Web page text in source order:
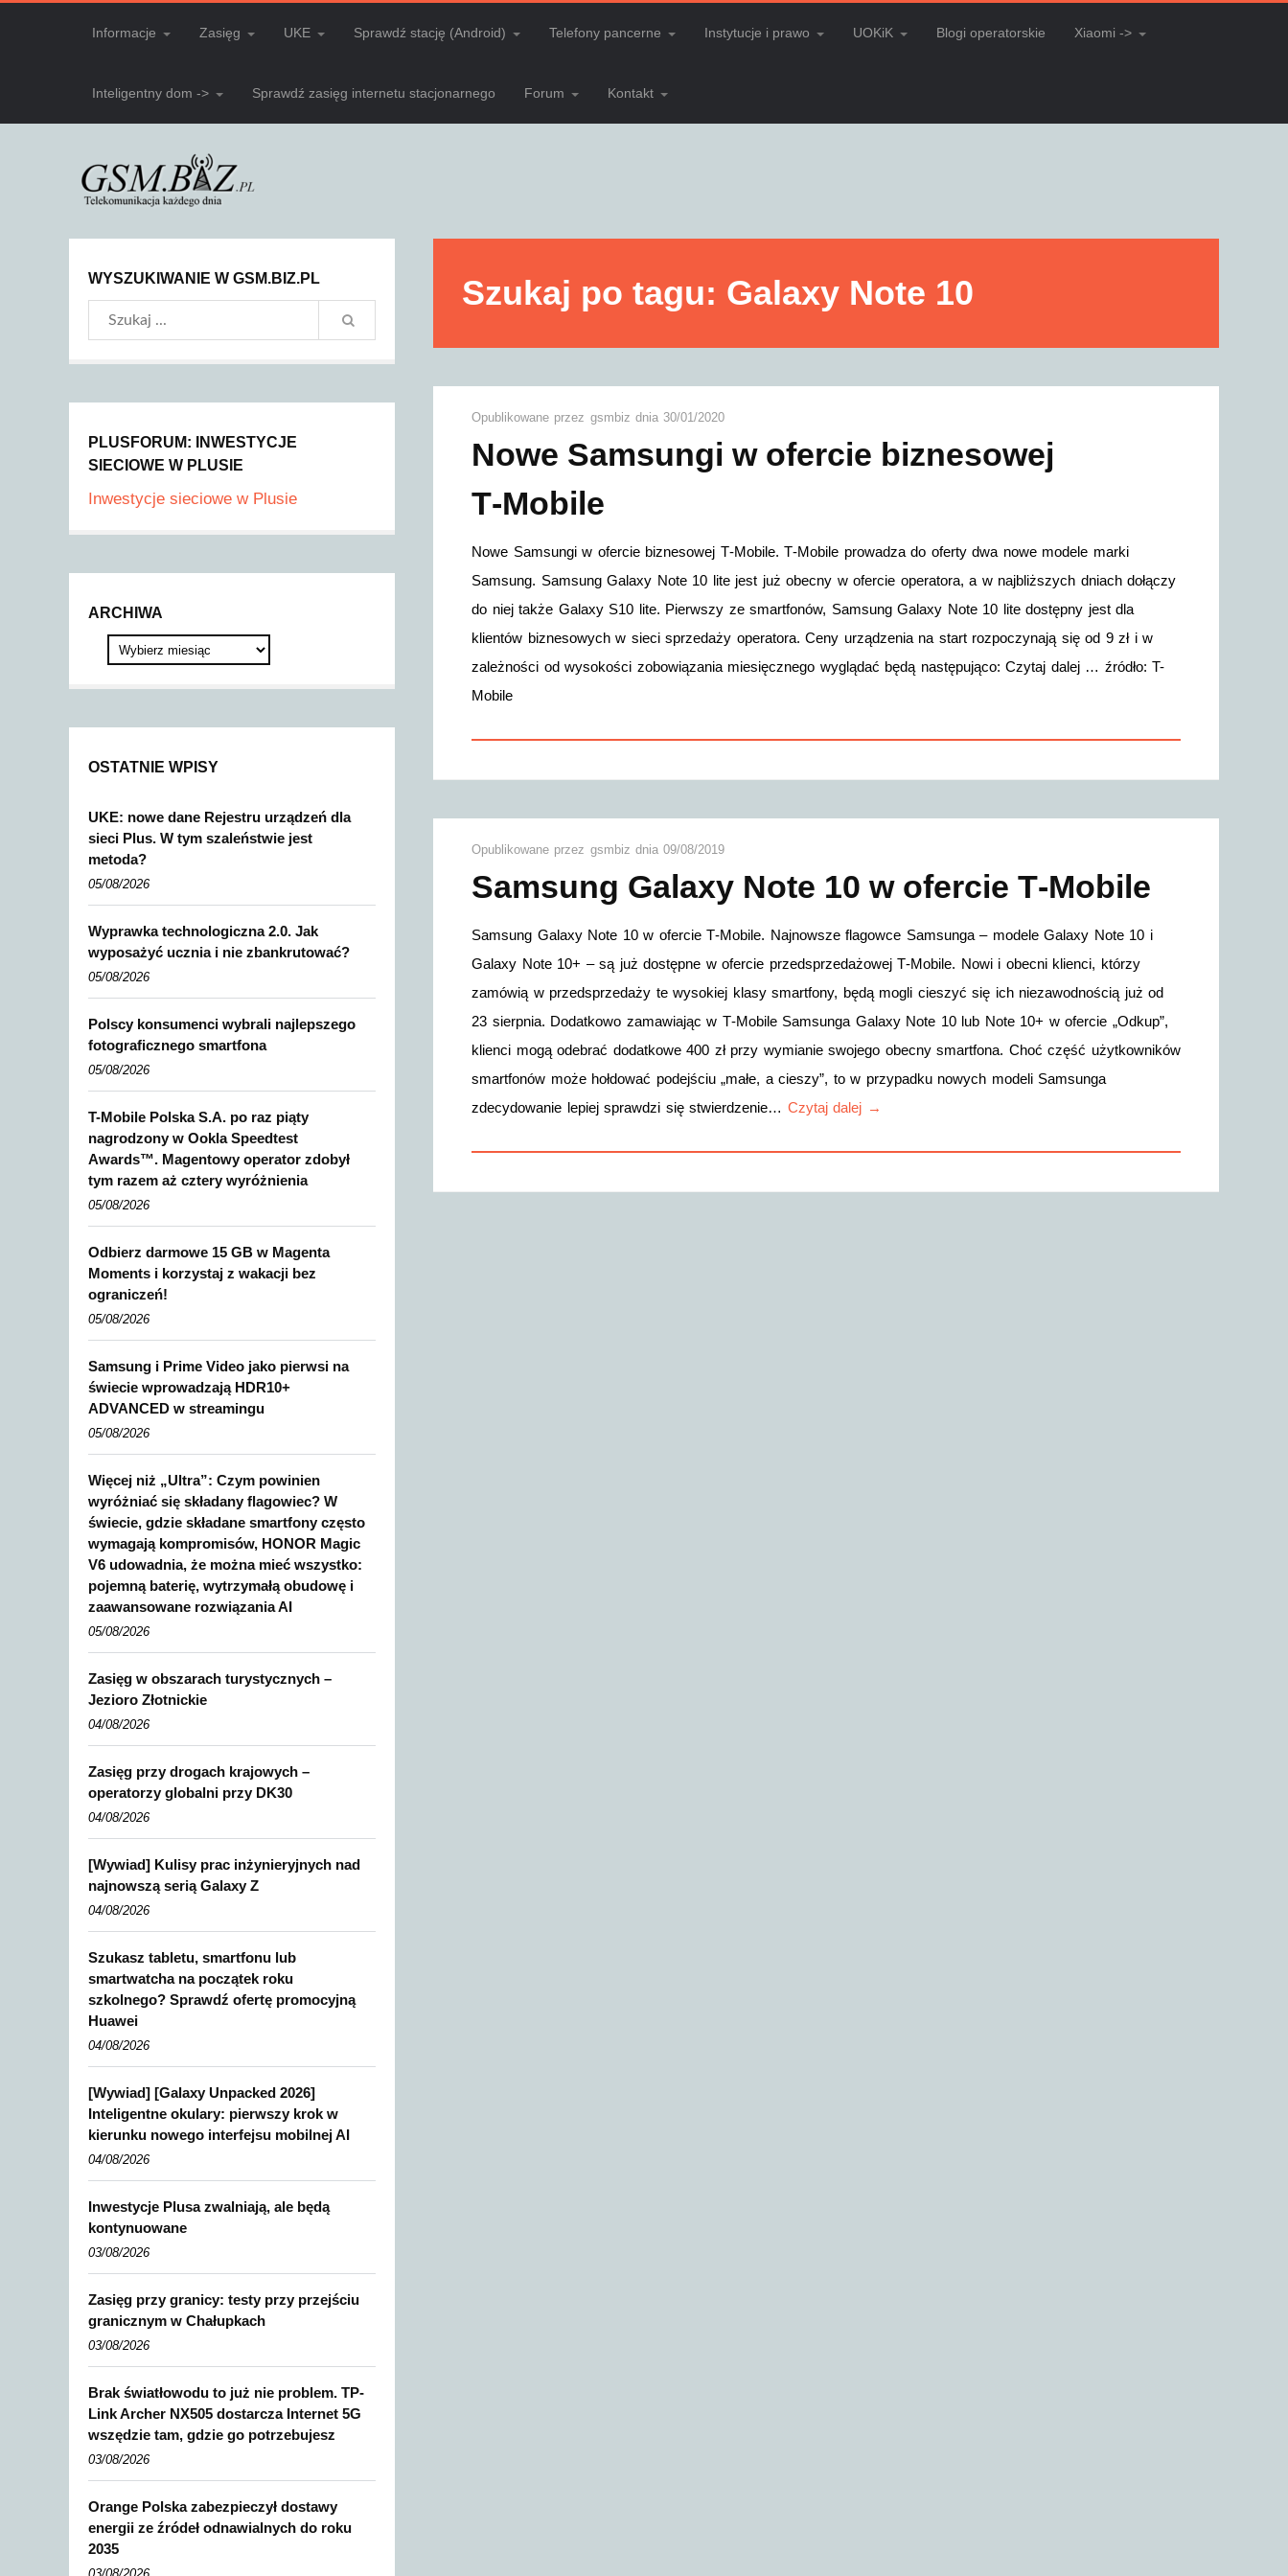
Informacje Zasięg UKE Sprawdź stację (Android) Telefony pancerne Instytucje i prawo UOKiK Blogi operatorskie Xiaomi ->
Inteligentny dom -> Sprawdź zasięg internetu stacjonarnego Forum Kontakt
Szukaj po tagu: Galaxy Note 10
Opublikowane przez gsmbiz dnia 30/01/2020
Nowe Samsungi w ofercie biznesowej
T‑Mobile
Nowe Samsungi w ofercie biznesowej T‑Mobile. T‑Mobile prowadza do oferty dwa nowe modele marki
Samsung. Samsung Galaxy Note 10 lite jest już obecny w ofercie operatora, a w najbliższych dniach dołączy
do niej także Galaxy S10 lite. Pierwszy ze smartfonów, Samsung Galaxy Note 10 lite dostępny jest dla
klientów biznesowych w sieci sprzedaży operatora. Ceny urządzenia na start rozpoczynają się od 9 zł i w
zależności od wysokości zobowiązania miesięcznego wyglądać będą następująco: Czytaj dalej … źródło: T-
Mobile
Opublikowane przez gsmbiz dnia09/08/2019
Samsung Galaxy Note 10 w ofercie T‑Mobile
Samsung Galaxy Note 10 w ofercie T‑Mobile. Najnowsze flagowce Samsunga – modele Galaxy Note 10 i
Galaxy Note 10+ – są już dostępne w ofercie przedsprzedażowej T‑Mobile. Nowi i obecni klienci, którzy
zamówią w przedsprzedaży te wysokiej klasy smartfony, będą mogli cieszyć się ich niezawodnością już od
23 sierpnia. Dodatkowo zamawiając w T‑Mobile Samsunga Galaxy Note 10 lub Note 10+ w ofercie „Odkup”,
klienci mogą odebrać dodatkowe 400 zł przy wymianie swojego obecny smartfona. Choć część użytkowników
smartfonów może hołdować podejściu „małe, a cieszy”, to w przypadku nowych modeli Samsunga
zdecydowanie lepiej sprawdzi się stwierdzenie… Czytaj dalej →
WYSZUKIWANIE W GSM.BIZ.PL
PLUSFORUM: INWESTYCJE
SIECIOWE W PLUSIE
Inwestycje sieciowe w Plusie
ARCHIWA
OSTATNIE WPISY
UKE: nowe dane Rejestru urządzeń dla
sieci Plus. W tym szaleństwie jest
metoda?
05/08/2026
Wyprawka technologiczna 2.0. Jak
wyposażyć ucznia i nie zbankrutować?
05/08/2026
Polscy konsumenci wybrali najlepszego
fotograficznego smartfona
05/08/2026
T-Mobile Polska S.A. po raz piąty
nagrodzony w Ookla Speedtest
Awards™. Magentowy operator zdobył
tym razem aż cztery wyróżnienia
05/08/2026
Odbierz darmowe 15 GB w Magenta
Moments i korzystaj z wakacji bez
ograniczeń!
05/08/2026
Samsung i Prime Video jako pierwsi na
świecie wprowadzają HDR10+
ADVANCED w streamingu
05/08/2026
Więcej niż „Ultra”: Czym powinien
wyróżniać się składany flagowiec? W
świecie, gdzie składane smartfony często
wymagają kompromisów, HONOR Magic
V6 udowadnia, że można mieć wszystko:
pojemną baterię, wytrzymałą obudowę i
zaawansowane rozwiązania AI
05/08/2026
Zasięg w obszarach turystycznych –
Jezioro Złotnickie
04/08/2026
Zasięg przy drogach krajowych –
operatorzy globalni przy DK30
04/08/2026
[Wywiad] Kulisy prac inżynieryjnych nad
najnowszą serią Galaxy Z
04/08/2026
Szukasz tabletu, smartfonu lub
smartwatcha na początek roku
szkolnego? Sprawdź ofertę promocyjną
Huawei
04/08/2026
[Wywiad] [Galaxy Unpacked 2026]
Inteligentne okulary: pierwszy krok w
kierunku nowego interfejsu mobilnej AI
04/08/2026
Inwestycje Plusa zwalniają, ale będą
kontynuowane
03/08/2026
Zasięg przy granicy: testy przy przejściu
granicznym w Chałupkach
03/08/2026
Brak światłowodu to już nie problem. TP-
Link Archer NX505 dostarcza Internet 5G
wszędzie tam, gdzie go potrzebujesz
03/08/2026
Orange Polska zabezpieczył dostawy
energii ze źródeł odnawialnych do roku
2035